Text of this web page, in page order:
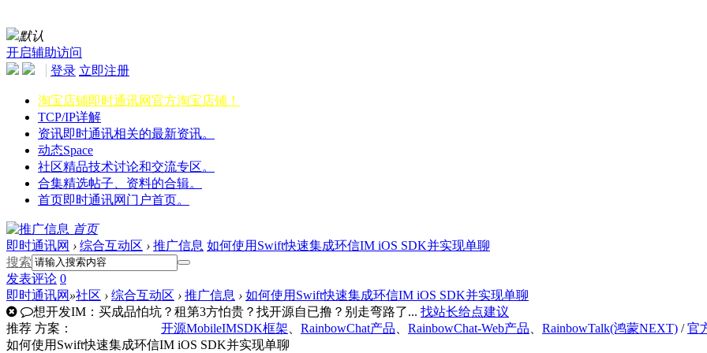
默认
开启辅助访问
登录 立即注册
淘宝店铺即时通讯网官方淘宝店铺！
TCP/IP详解
资讯即时通讯相关的最新资讯。
动态Space
社区精品技术讨论和交流专区。
合集精选帖子、资料的合辑。
首页即时通讯网门户首页。
首页
即时通讯网 › 综合互动区 › 推广信息 如何使用Swift快速集成环信IM iOS SDK并实现单聊
搜索
发表评论 0
即时通讯网 »社区 › 综合互动区 › 推广信息 › 如何使用Swift快速集成环信IM iOS SDK并实现单聊
想开发IM：买成品怕坑？租第3方怕贵？找开源自已撸？别走弯路了... 找站长给点建议
推荐 方案： 开源MobileIMSDK框架 RainbowChat产品 RainbowChat-Web产品 RainbowTalk(鸿蒙NEXT) / 官
如何使用Swift快速集成环信IM iOS SDK并实现单聊